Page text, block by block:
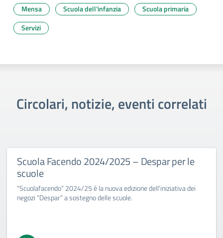
Mensa Scuola dell'infanzia
Scuola primaria
Servizi
Circolari, notizie, eventi correlati
Scuola Facendo 2024/2025 – Despar per le
scuole
“Scuolafacendo” 2024/25 è la nuova edizione dell'iniziativa dei
negozi “Despar” a sostegno delle scuole.